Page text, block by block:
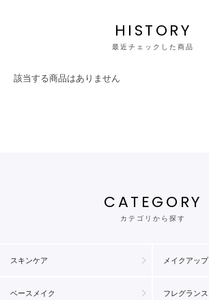
HISTORY
最近チェックした商品
該当する商品はありません
CATEGORY
カテゴリから探す
スキンケア メイクアップ
ベースメイク フレグランス